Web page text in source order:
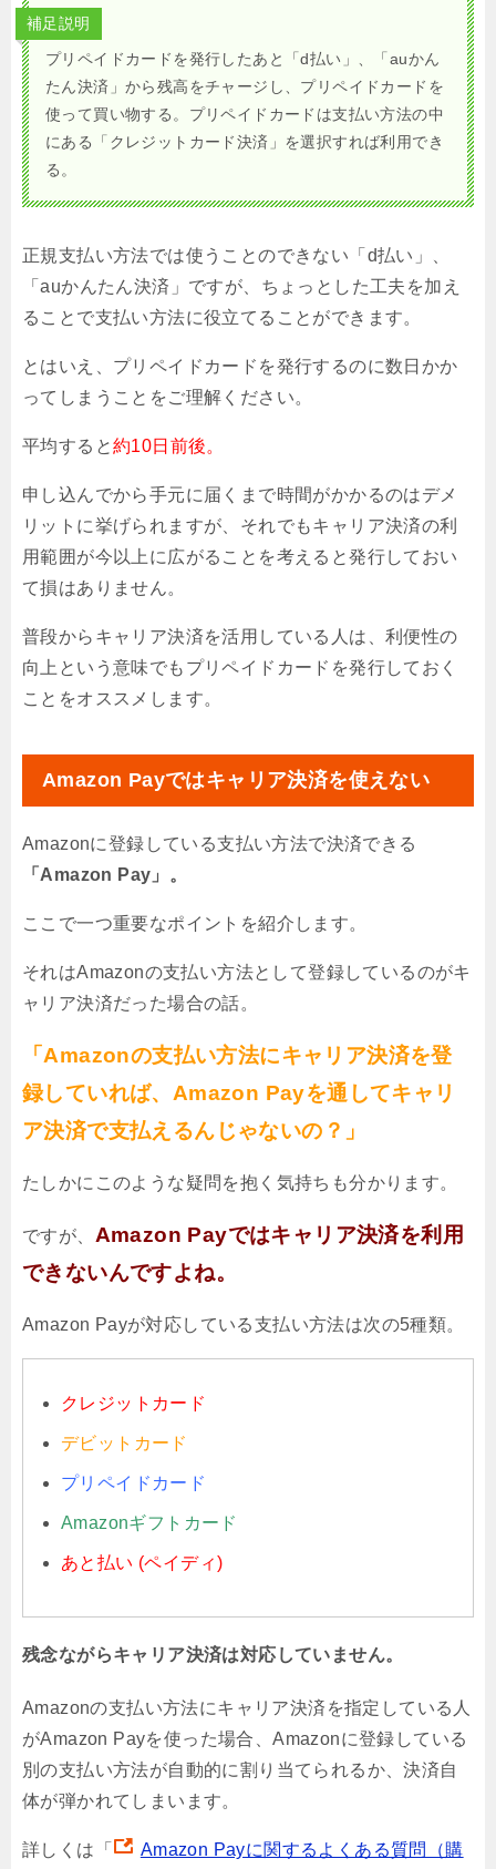
補足説明
プリペイドカードを発行したあと「d払い」、「auかん
たん決済」から残高をチャージし、プリペイドカードを
使って買い物する。プリペイドカードは支払い方法の中
にある「クレジットカード決済」を選択すれば利用でき
る。
正規支払い方法では使うことのできない「d払い」、
「auかんたん決済」ですが、ちょっとした工夫を加え
ることで支払い方法に役立てることができます。
とはいえ、プリペイドカードを発行するのに数日かか
ってしまうことをご理解ください。
平均すると約10日前後。
申し込んでから手元に届くまで時間がかかるのはデメ
リットに挙げられますが、それでもキャリア決済の利
用範囲が今以上に広がることを考えると発行しておい
て損はありません。
普段からキャリア決済を活用している人は、利便性の
向上という意味でもプリペイドカードを発行しておく
ことをオススメします。
Amazon Payではキャリア決済を使えない
Amazonに登録している支払い方法で決済できる
「Amazon Pay」。
ここで一つ重要なポイントを紹介します。
それはAmazonの支払い方法として登録しているのがキ
ャリア決済だった場合の話。
「Amazonの支払い方法にキャリア決済を登
録していれば、Amazon Payを通してキャリ
ア決済で支払えるんじゃないの？」
たしかにこのような疑問を抱く気持ちも分かります。
ですが、 Amazon Payではキャリア決済を利用
できないんですよね。
Amazon Payが対応している支払い方法は次の5種類。
クレジットカード
デビットカード
プリペイドカード
Amazonギフトカード
あと払い (ペイディ)
残念ながらキャリア決済は対応していません。
Amazonの支払い方法にキャリア決済を指定している人
がAmazon Payを使った場合、Amazonに登録している
別の支払い方法が自動的に割り当てられるか、決済自
体が弾かれてしまいます。
詳しくは「
Amazon Payに関するよくある質問（購